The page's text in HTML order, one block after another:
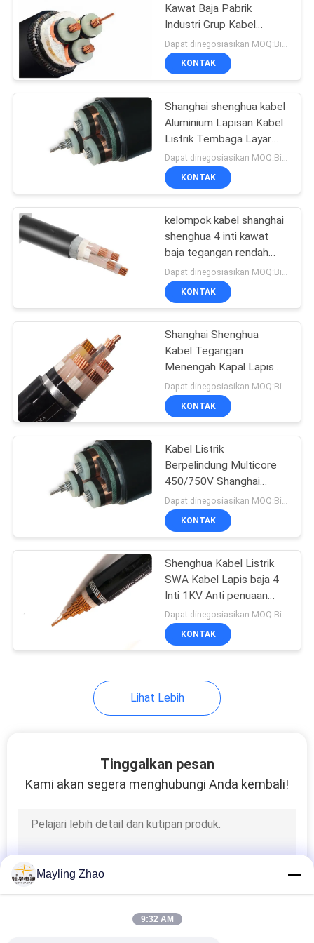
Bare Conductor
90
Aerial Bundled
Kabel
Karet kabel
berselubung
kontrol Kabel
instrumen kabel
Kabel Suhu Tinggi
25
Kawat Baja Pabrik
Industri Grup Kabel
Shanghai Shenghua Luar
Ruangan 6.6KV - 35KV
KONTAK
Shanghai shenghua kabel
Aluminium Lapisan Kabel
Listrik Tembaga Layar
XLPE Terisolasi Kabel
Tegangan Tinggi
Dapat dinegosiasikan MOQ:Bisa dinegosiasikan
KONTAK
kelompok kabel shanghai
shenghua 4 inti kawat
baja tegangan rendah
kabel listrik lapis baja
XLPE PVC SWA kabel
Dapat dinegosiasikan MOQ:Bisa dinegosiasikan
KONTAK
Shanghai Shenghua
Kabel Tegangan
Menengah Kapal Lapis
Listrik Kabel, Aluminium
Wire Kapal Lapis Listrik
KONTAK
Kabel Listrik
Berpelindung Multicore
450/750V Shanghai
Shenghua Kawat Baja
Lapis Baja Kabel Kontrol
Tembaga Berinsulasi
KONTAK
Shenghua Kabel Listrik
SWA Kabel Lapis baja 4
Inti 1KV Anti penuaan
Perlindungan LingkunganDapat dinegosiasikan MOQ:Bisa dinegosiasikan
KONTAK
Lihat Lebih
Tinggalkan pesan
Kami akan segera menghubungi Anda kembali!
Mayling Zhao
9:32 AM